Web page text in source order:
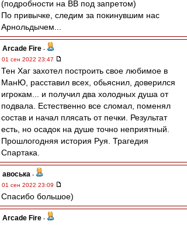
(подробности на ВВ под запретом)
По привычке, следим за покинувшим нас
Арнольдычем...
Arcade Fire -
01 сен 2022 23:47
Тен Хаг захотел построить свое любимое в
МанЮ, расставил всех, обьяснил, доверился
игрокам... и получил два холодных душа от
подвала. Естественно все сломал, поменял
состав и начал плясать от печки. Результат
есть, но осадок на душе точно неприятный.
Прошлогодняя история Руя. Трагедия
Спартака.
авоська -
01 сен 2022 23:09
Спасибо большое)
Arcade Fire -